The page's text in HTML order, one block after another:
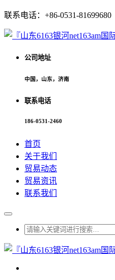
联系电话：+86-0531-
公司地址
中国，山东，济南
联系电话
186-0531-2460
首页
关于我们
贸易动态
贸易资讯
联系我们